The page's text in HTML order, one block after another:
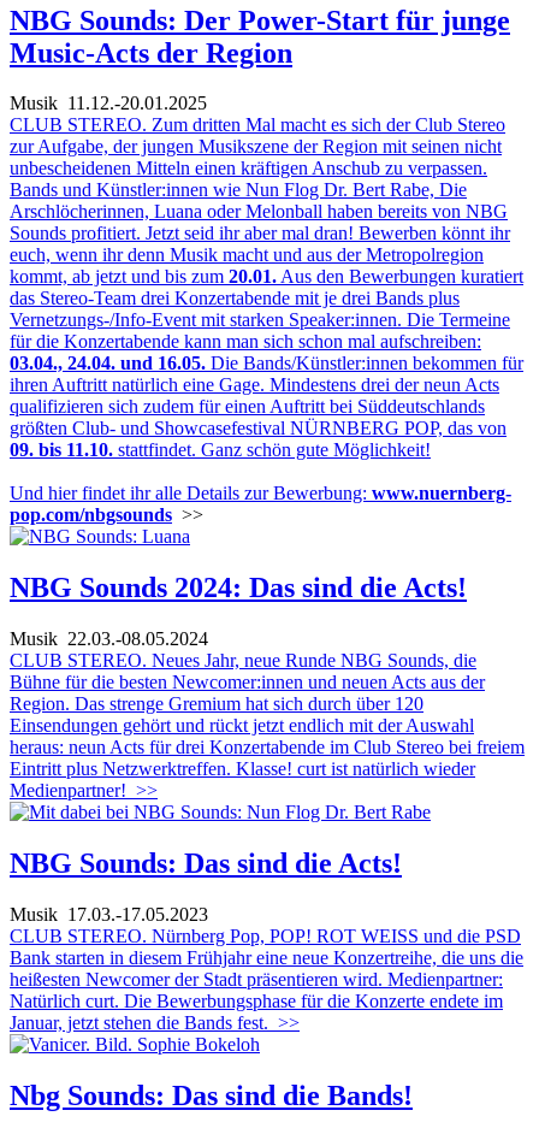
NBG Sounds: Der Power-Start für junge
Music-Acts der Region
Musik 11.12.-20.01.2025
CLUB STEREO. Zum dritten Mal macht es sich der Club Stereo
zur Aufgabe, der jungen Musikszene der Region mit seinen nicht
unbescheidenen Mitteln einen kräftigen Anschub zu verpassen.
Bands und Künstler:innen wie Nun Flog Dr. Bert Rabe, Die
Arschlöcherinnen, Luana oder Melonball haben bereits von NBG
Sounds profitiert. Jetzt seid ihr aber mal dran! Bewerben könnt ihr
euch, wenn ihr denn Musik macht und aus der Metropolregion
kommt, ab jetzt und bis zum 20.01.Aus den Bewerbungen kuratiert
das Stereo-Team drei Konzertabende mit je drei Bands plus
Vernetzungs-/Info-Event mit starken Speaker:innen. Die Termeine
für die Konzertabende kann man sich schon mal aufschreiben:
03.04., 24.04. und 16.05. Die Bands/Künstler:innen bekommen für
ihren Auftritt natürlich eine Gage. Mindestens drei der neun Acts
qualifizieren sich zudem für einen Auftritt bei Süddeutschlands
größten Club- und Showcasefestival NÜRNBERG POP, das von
09. bis 11.10. stattfindet. Ganz schön gute Möglichkeit!
Und hier findet ihr alle Details zur Bewerbung: www.nuernberg-
pop.com/nbgsounds >>
NBG Sounds 2024: Das sind die Acts!
Musik 22.03.-08.05.2024
CLUB STEREO. Neues Jahr, neue Runde NBG Sounds, die
Bühne für die besten Newcomer:innen und neuen Acts aus der
Region. Das strenge Gremium hat sich durch über 120
Einsendungen gehört und rückt jetzt endlich mit der Auswahl
heraus: neun Acts für drei Konzertabende im Club Stereo bei freiem
Eintritt plus Netzwerktreffen. Klasse! curt ist natürlich wieder
Medienpartner! >>
NBG Sounds: Das sind die Acts!
Musik 17.03.-17.05.2023
CLUB STEREO. Nürnberg Pop, POP! ROT WEISS und die PSD
Bank starten in diesem Frühjahr eine neue Konzertreihe, die uns die
heißesten Newcomer der Stadt präsentieren wird. Medienpartner:
Natürlich curt. Die Bewerbungsphase für die Konzerte endete im
Januar, jetzt stehen die Bands fest. >>
Nbg Sounds: Das sind die Bands!